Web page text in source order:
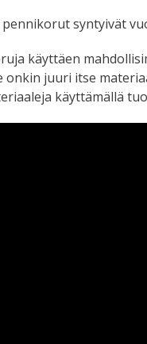
pennikorut syntyivät
käyttäen
onkin juuri itse
käyttämällä